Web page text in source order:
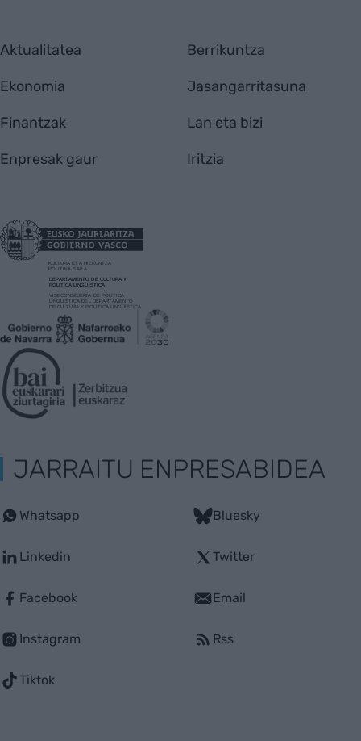
Aktualitatea
Ekonomia
Finantzak
Enpresak gaur
Berrikuntza
Jasangarritasuna
Lan eta bizi
Iritzia
JARRAITU ENPRESABIDEA
Whatsapp
Linkedin
Facebook
Instagram
Tiktok
Bluesky
Twitter
Email
Rss